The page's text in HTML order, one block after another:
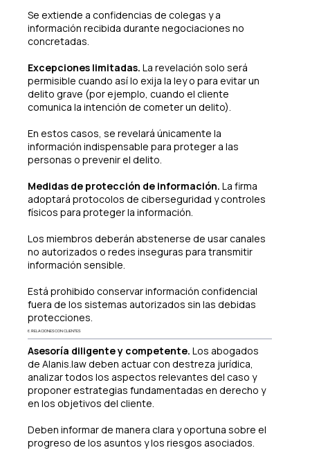
Se extiende a confidencias de colegas y a
información recibida durante negociaciones no
concretadas.
Excepciones limitadas. La revelación solo será
permisible cuando así lo exija la ley o para evitar un
delito grave (por ejemplo, cuando el cliente
comunica la intención de cometer un delito).
En estos casos, se revelará únicamente la
información indispensable para proteger a las
personas o prevenir el delito.
Medidas de protección de información. La firma
adoptará protocolos de ciberseguridad y controles
físicos para proteger la información.
Los miembros deberán abstenerse de usar canales
no autorizados o redes inseguras para transmitir
información sensible.
Está prohibido conservar información confidencial
fuera de los sistemas autorizados sin las debidas
protecciones.
6. RELACIONES CON CLIENTES
Asesoría diligente y competente. Los abogados
de Alanis.law deben actuar con destreza jurídica,
analizar todos los aspectos relevantes del caso y
proponer estrategias fundamentadas en derecho y
en los objetivos del cliente.
Deben informar de manera clara y oportuna sobre el
progreso de los asuntos y los riesgos asociados.